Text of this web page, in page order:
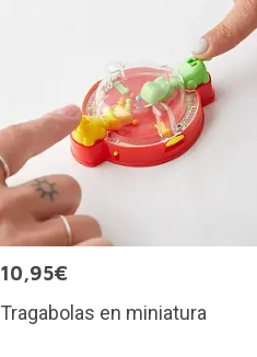
10,95€
Tragabolas en miniatura